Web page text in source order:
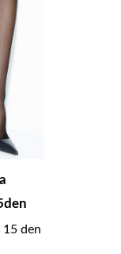
15 den